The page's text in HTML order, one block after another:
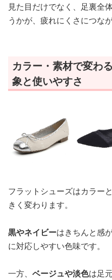
見た目だけでなく、足裏全
うかが、疲れにくさにつなが
カラー・素材で変わ
象と使いやすさ
フラットシューズはカラー
きく変わります。
黒やネイビーはきちんと感
に対応しやすい色味です。
一方、 ベージュや淡色は足